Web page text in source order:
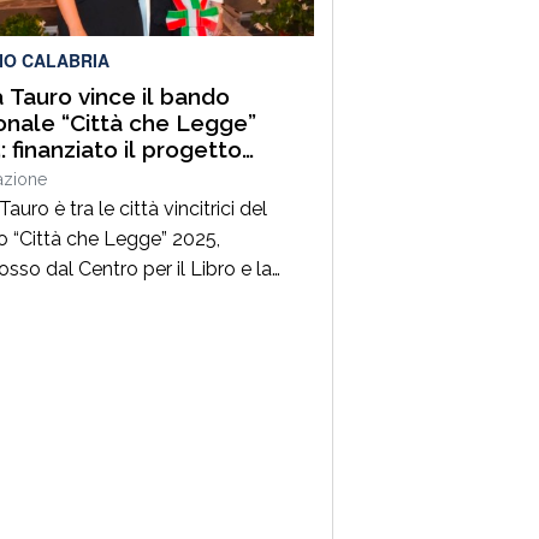
per la […]
CALABRIA
Tauro vince il bando
“Città che Legge”
finanziato il progetto
di Porto. Stori che
il mare e la città”
è tra le città vincitrici del
“Città che Legge” 2025,
dal Centro per il Libro e la